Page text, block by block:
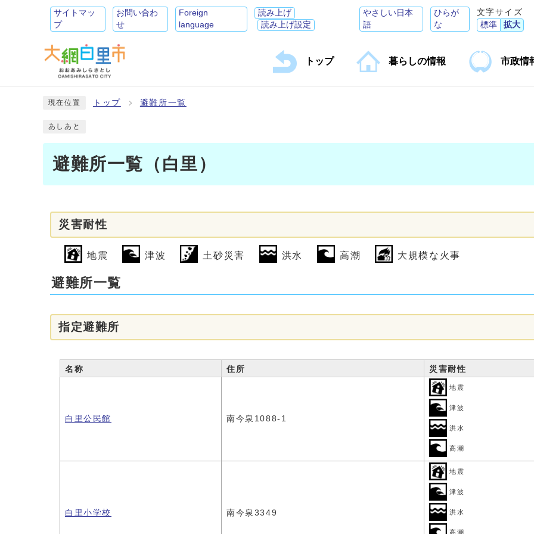
サイトマッ
プ
お問い合わ
せ
Foreign
language
読み上げ
読み上げ設定
やさしい日本
語
ひらが
な
文字サイズ
標準
拡大
トップ 暮らしの情報 市政情
現在位置 トップ 避難所一覧
あしあと
避難所一覧（白里）
災害耐性
地震 津波 土砂災害 洪水 高潮 大規模な火事
避難所一覧
指定避難所
名称 住所 災害耐性
白里公民館 南今泉1088-1
地震
津波
洪水
高潮
白里小学校 南今泉3349
地震
津波
洪水
高潮